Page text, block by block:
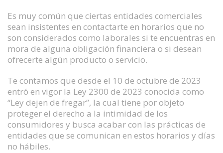
Es muy común que ciertas entidades comerciales
sean insistentes en contactarte en horarios que no
son considerados como laborales si te encuentras en
mora de alguna obligación financiera o si desean
ofrecerte algún producto o servicio.
Te contamos que desde el 10 de octubre de 2023
entró en vigor la Ley 2300 de 2023 conocida como
“Ley dejen de fregar”, la cual tiene por objeto
proteger el derecho a la intimidad de los
consumidores y busca acabar con las prácticas de
entidades que se comunican en estos horarios y días
no hábiles.